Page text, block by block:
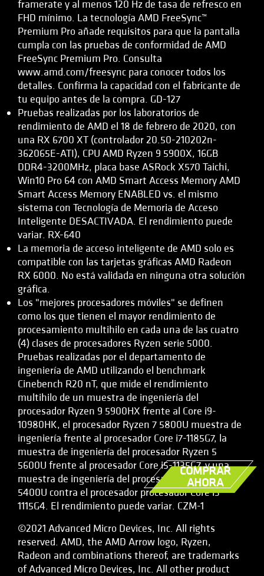
COMPRAR
AHORA
framerate y al menos 120 Hz de tasa de refresco en
FHD mínimo. La tecnología AMD FreeSync™
Premium Pro añade requisitos para que la pantalla
cumpla con las pruebas de conformidad de AMD
FreeSync Premium Pro. Consulta
www.amd.com/freesync para conocer todos los
detalles. Confirma la capacidad con el fabricante de
tu equipo antes de la compra. GD-127
Pruebas realizadas por los laboratorios de
rendimiento de AMD el 18 de febrero de 2020, con
una RX 6700 XT (controlador 20.50-210202n-
362065E-ATI), CPU AMD Ryzen 9 5900X, 16GB
DDR4-3200MHz, placa base ASRock X570 Taichi,
Win10 Pro 64 con AMD Smart Access Memory AMD
Smart Access Memory ENABLED vs. el mismo
sistema con Tecnología de Memoria de Acceso
Inteligente DESACTIVADA. El rendimiento puede
variar. RX-640
La memoria de acceso inteligente de AMD solo es
compatible con las tarjetas gráficas AMD Radeon
RX 6000. No está validada en ninguna otra solución
gráfica.
Los "mejores procesadores móviles" se definen
como los que tienen el mayor rendimiento de
procesamiento multihilo en cada una de las cuatro
(4) clases de procesadores Ryzen serie 5000.
Pruebas realizadas por el departamento de
ingeniería de AMD utilizando el benchmark
Cinebench R20 nT, que mide el rendimiento
multihilo de un muestra de ingeniería del
procesador Ryzen 9 5900HX frente al Core i9-
10980HK, el procesador Ryzen 7 5800U muestra de
ingeniería frente al procesador Core i7-1185G7, la
muestra de ingeniería del procesador Ryzen 5
5600U frente al procesador Core i5-1135G7, y una
muestra de ingeniería del procesador Ryzen 3
5400U contra el procesador procesador Core i3-
1115G4. El rendimiento puede variar. CZM-1
©2021 Advanced Micro Devices, Inc. All rights
reserved. AMD, the AMD Arrow logo, Ryzen,
Radeon and combinations thereof, are trademarks
of Advanced Micro Devices, Inc. All other product